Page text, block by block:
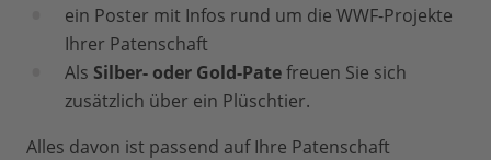
ein Poster mit Infos rund um die WWF-Projekte
Ihrer Patenschaft
Als Silber- oder Gold-Patefreuen Sie sich
zusätzlich über ein Plüschtier.
Alles davon ist passend auf Ihre Patenschaft